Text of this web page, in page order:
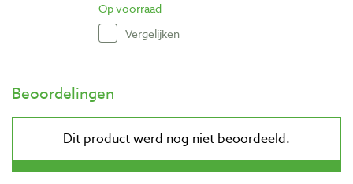
Op voorraad
Vergelijken
Beoordelingen